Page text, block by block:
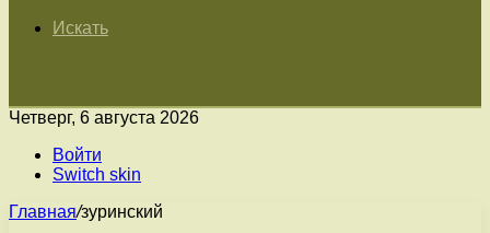
Искать
Четверг, 6 августа 2026
Войти
Switch skin
Главная/зуринский